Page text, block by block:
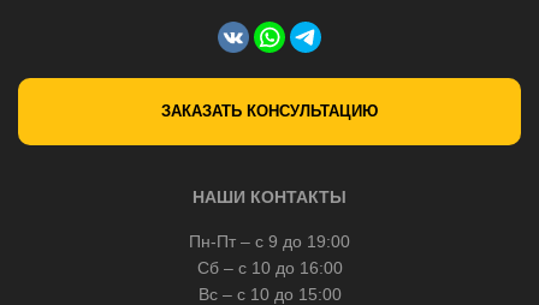
ЗАКАЗАТЬ КОНСУЛЬТАЦИЮ
НАШИ КОНТАКТЫ
Пн-Пт – с 9 до 19:00
Сб – с 10 до 16:00
Вс – с 10 до 15:00